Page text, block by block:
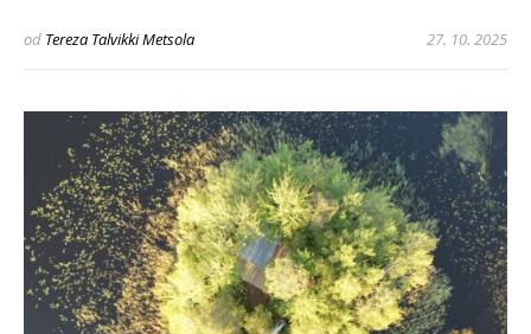
od Tereza Talvikki Metsola 27. 10. 2025